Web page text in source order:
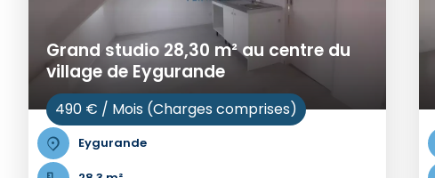
Grand studio 28,30 m² au centre du
village de Eygurande
490 € / Mois (Charges comprises)
Eygurande